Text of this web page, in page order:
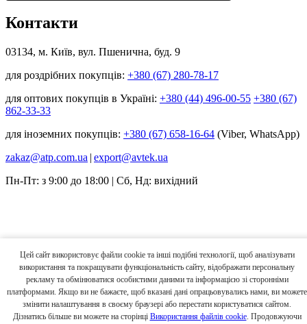
Цей сайт використовує файли cookie та інші подібні технології, щоб аналізувати
використання та покращувати функціональність сайту, відображати персональну
рекламу та обмінюватися особистими даними та інформацією зі сторонніми
платформами. Якщо ви не бажаєте, щоб вказані дані опрацьовувались нами, ви можете
змінити налаштування в своєму браузері або перестати користуватися сайтом.
Дізнатись більше ви можете на сторінці Використання файлів cookie. Продовжуючи
Контакти
03134, м. Київ, вул. Пшенична, буд. 9
для роздрібних покупців: +380 (67) 280-78-17
для оптових покупців в Україні: +380 (44) 496-00-55 +380 (67)
862-33-33
для іноземних покупців: +380 (67) 658-16-64 (Viber, WhatsApp)
zakaz@atp.com.ua | export@avtek.ua
Пн-Пт: з 9:00 до 18:00 | Сб, Нд: вихідний